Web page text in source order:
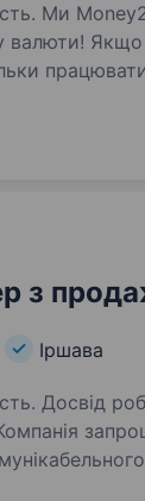
мережа
валюти! Якщо
від
з
Іршава
Досвід